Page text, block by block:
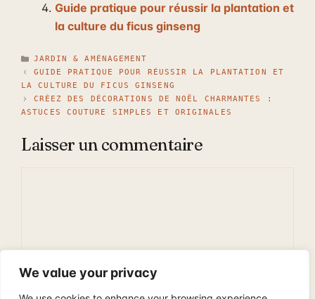
We value your privacy
Guide pratique pour réussir la plantation et
la culture du ficus ginseng
CATÉGORIES
JARDIN & AMÉNAGEMENT
GUIDE PRATIQUE POUR RÉUSSIR LA PLANTATION ET
LA CULTURE DU FICUS GINSENG
CRÉEZ DES DÉCORATIONS DE NOËL CHARMANTES :
ASTUCES COUTURE SIMPLES ET ORIGINALES
Laisser un commentaire